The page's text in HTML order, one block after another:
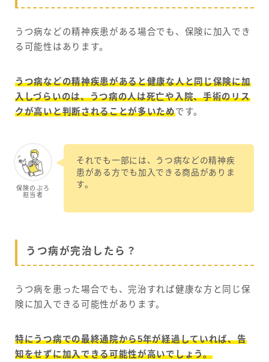
うつ病などの精神疾患がある場合でも、保険に加入でき
る可能性はあります。
うつ病などの精神疾患があると健康な人と同じ保険に加
入しづらいのは、うつ病の人は死亡や入院、手術のリス
クが高いと判断されることが多いためです。
保険のぷろ
担当者
それでも一部には、うつ病などの精神疾
患がある方でも加入できる商品がありま
す。
うつ病が完治したら？
うつ病を患った場合でも、完治すれば健康な方と同じ保
険に加入できる可能性があります。
特にうつ病での最終通院から5年が経過していれば、告
知をせずに加入できる可能性が高いでしょう。